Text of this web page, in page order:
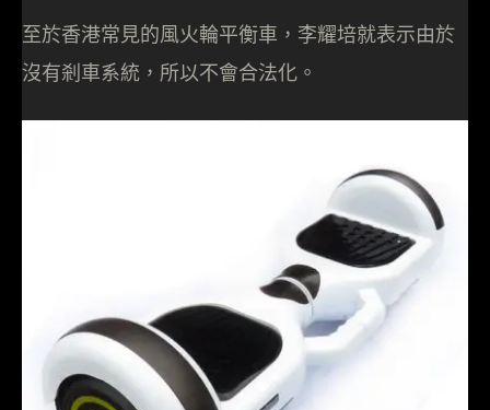
至於香港常見的風火輪平衡車，李耀培就表示由於
沒有剎車系統，所以不會合法化。